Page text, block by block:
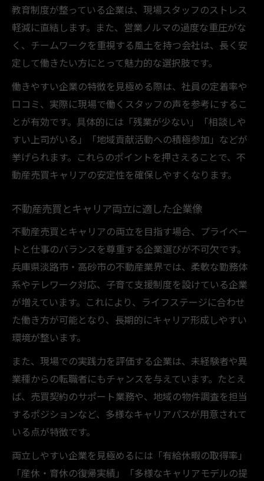
教育制度が整っている企業は、現場スタッフのストレス
軽減に直結します。また、営業ノルマの過度な重圧がな
く、チームワークを重視する風土を持つ会社は、長く安
定して働きたい方にとって魅力的な選択肢です。
働きやすい企業の特徴を見極める際は、社員の定着率や
口コミ、実際に現場で働くスタッフの声を参考にするこ
とが有効です。具体的には「残業が少ない」「相談しや
すい上司がいる」「地域貢献活動への積極参加」などが
挙げられます。これらのポイントを押さえることで、不
動産売買キャリアの安定性を確保しやすくなります。
不動産売買とキャリア両立に適した企業像
不動産売買とキャリアの両立を目指す場合、プライベー
トと仕事のバランスを尊重する企業選びが不可欠です。
兵庫県淡路市・高砂市の不動産業界では、柔軟な勤務体
系やテレワーク対応、子育て支援制度を設けている企業
が増えています。これにより、ライフステージに合わせ
た働き方が可能となり、長期的にキャリア形成しやすい
環境が整います。
また、現場での実践力を評価する企業は、未経験者や異
業種からの転職者にもチャンスを与えています。たとえ
ば、売買契約のサポート業務や、地域の物件調査を担当
するポジションなど、多様なキャリアパスが用意されて
いる点が特徴です。
両立しやすい企業を見極めるには「有給休暇の取得率」
「産休・育休の復帰実績」「多様なキャリアモデルの提